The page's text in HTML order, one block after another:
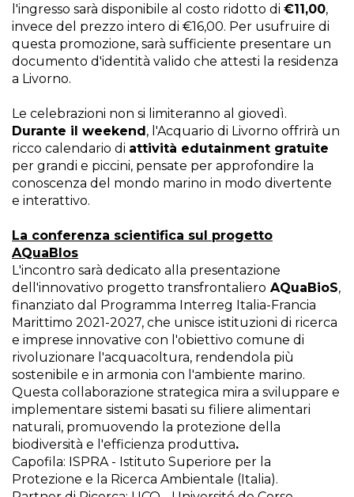
l'ingresso sarà disponibile al costo ridotto di €11,00,
invece del prezzo intero di €16,00. Per usufruire di
questa promozione, sarà sufficiente presentare un
documento d'identità valido che attesti la residenza
a Livorno.
Le celebrazioni non si limiteranno al giovedì.
Durante il weekend, l'Acquario di Livorno offrirà un
ricco calendario di attività edutainment gratuite
per grandi e piccini, pensate per approfondire la
conoscenza del mondo marino in modo divertente
e interattivo.
La conferenza scientifica sul progetto
AQuaBIos
L'incontro sarà dedicato alla presentazione
dell'innovativo progetto transfrontaliero AQuaBioS,
finanziato dal Programma Interreg Italia-Francia
Marittimo 2021-2027, che unisce istituzioni di ricerca
e imprese innovative con l'obiettivo comune di
rivoluzionare l'acquacoltura, rendendola più
sostenibile e in armonia con l'ambiente marino.
Questa collaborazione strategica mira a sviluppare e
implementare sistemi basati su filiere alimentari
naturali, promuovendo la protezione della
biodiversità e l'efficienza produttiva.
Capofila: ISPRA - Istituto Superiore per la
Protezione e la Ricerca Ambientale (Italia).